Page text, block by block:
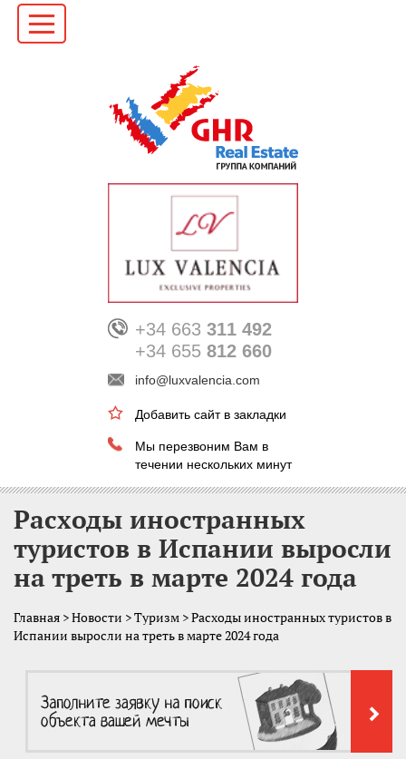
+34 663 311 492
+34 655 812 660
info@luxvalencia.com
Добавить сайт в закладки
Мы перезвоним Вам в
течении нескольких минут
Расходы иностранных
туристов в Испании выросли
на треть в марте 2024 года
Главная >Новости >Туризм > Расходы иностранных туристов в
Испании выросли на треть в марте 2024 года